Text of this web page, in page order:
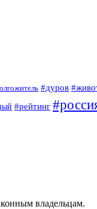
#дуров
#рейтинг
владельцам.